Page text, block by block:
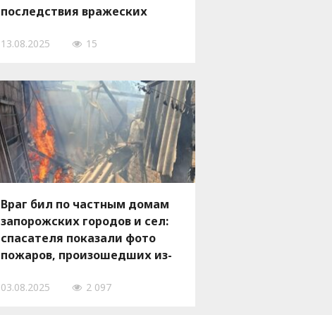
последствия вражеских
13.08.2025 15
Враг бил по частным домам
запорожских городов и сел:
спасателя показали фото
пожаров, произошедших из-
03.08.2025 2 097